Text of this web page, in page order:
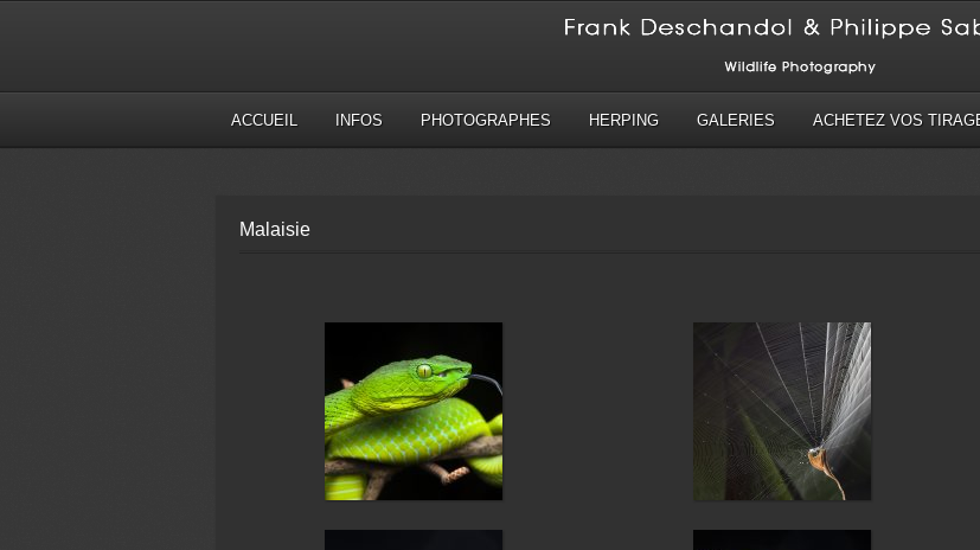
ACCUEIL INFOS PHOTOGRAPHES HERPING GALERIES ACHETEZ VOS
Malaisie